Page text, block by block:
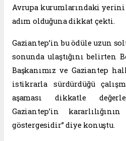
Avrupa kurumlarındaki
adım olduğuna dikkat çekti.
Gaziantep’in bu ödüle uzun
sonunda ulaştığını belirten
Başkanımız ve Gaziantep
istikrarla sürdürdüğü
aşaması dikkatle
Gaziantep’in
göstergesidir” diye konuştu.